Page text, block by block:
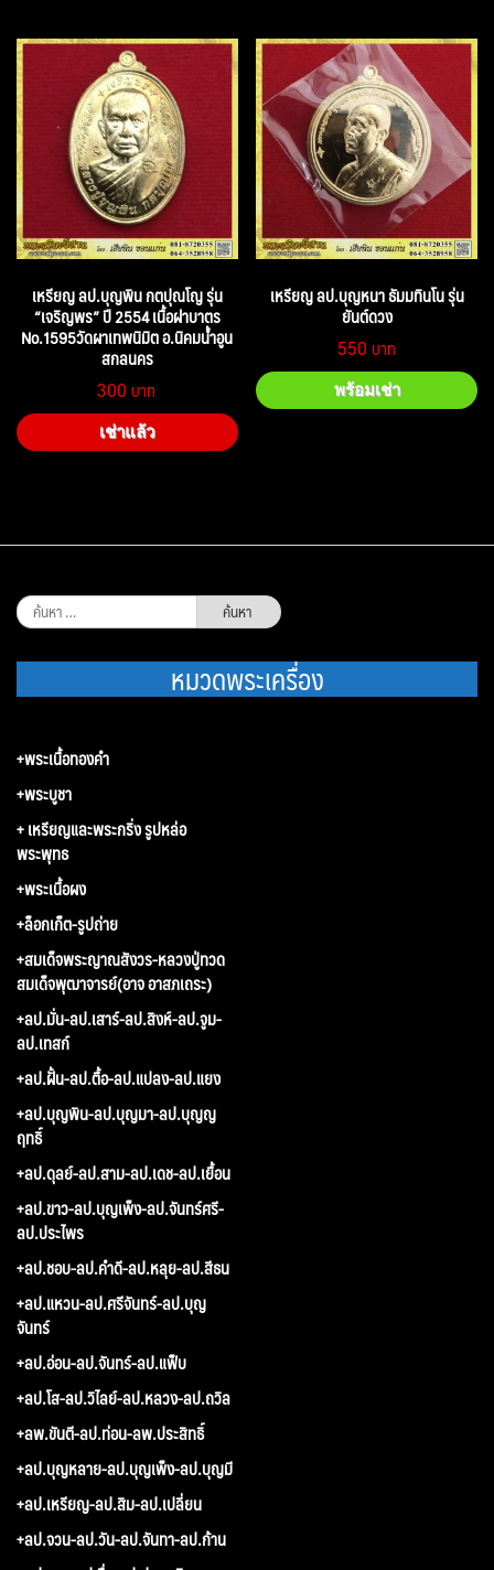
เหรียญ ลป.บุญพิน กตปุณโญ รุ่น
“เจริญพร” ปี 2554 เนื้อฝาบาตร
No.1595วัดผาเทพนิมิต อ.นิคมน้ำอูน
สกลนคร
300
เช่าแล้ว
เหรียญ ลป.บุญหนา ธัมมทินโน รุ่น
ยันต์ดวง
550
พร้อมเช่า
ค้นหา
สำหรับ:
หมวดพระเครื่อง
+พระเนื้อทองคำ
+พระบูชา
+ เหรียญและพระกริ่ง รูปหล่อ
พระพุทธ
+พระเนื้อผง
+ล็อกเก็ต-รูปถ่าย
+สมเด็จพระญาณสังวร-หลวงปู่ทวด
สมเด็จพุฒาจารย์(อาจ อาสภเถระ)
+ลป.มั่น-ลป.เสาร์-ลป.สิงห์-ลป.จูม-
ลป.เทสก์
+ลป.ฝั้น-ลป.ตื้อ-ลป.แปลง-ลป.แยง
+ลป.บุญพิน-ลป.บุญมา-ลป.บุญญ
ฤทธิ์
+ลป.ดุลย์-ลป.สาม-ลป.เดช-ลป.เยื้อน
+ลป.ขาว-ลป.บุญเพ็ง-ลป.จันทร์ศรี-
ลป.ประไพร
+ลป.ชอบ-ลป.คำดี-ลป.หลุย-ลป.สีธน
+ลป.แหวน-ลป.ศรีจันทร์-ลป.บุญ
จันทร์
+ลป.อ่อน-ลป.จันทร์-ลป.แฟ็บ
+ลป.โส-ลป.วิไลย์-ลป.หลวง-ลป.ถวิล
+ลพ.ขันตี-ลป.ท่อน-ลพ.ประสิทธิ์
+ลป.บุญหลาย-ลป.บุญเพ็ง-ลป.บุญมี
+ลป.เหรียญ-ลป.สิม-ลป.เปลี่ยน
+ลป.จวน-ลป.วัน-ลป.จันทา-ลป.ก้าน